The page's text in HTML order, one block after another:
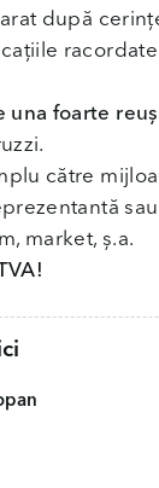
după
una foarte
către
market, ș.a.